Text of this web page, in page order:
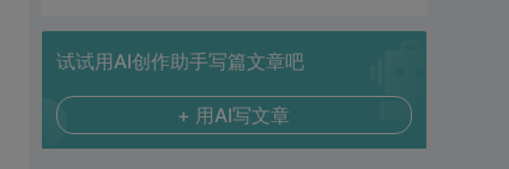
试试用AI创作助手写篇文章吧
+ 用AI写文章